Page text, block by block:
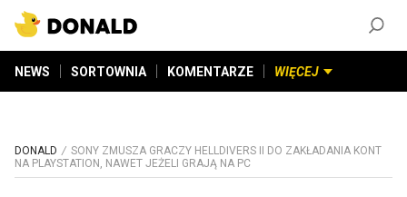
NEWS SORTOWNIA KOMENTARZE WIĘCEJ
DONALD
SONY ZMUSZA GRACZY HELLDIVERS II DO ZAKŁADANIA KONT
NA PLAYSTATION, NAWET JEŻELI GRAJĄ NA PC